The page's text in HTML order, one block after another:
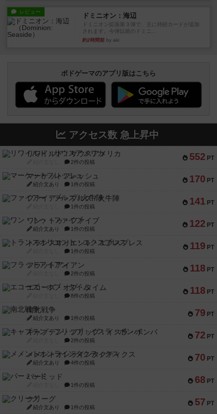
レビュー ドミニオン：海辺
ドミニオン拡張第３弾で、主に持続カードが追加
されます。今弾以前のドミニ...
約2時間前 by aki
ボドゲーマのアプリ版はこちら
アクセス数 急上昇中
552 PT
リワイルド：サウスアメリカ
2件の投稿
170 PT
マーケットフレッシュ
紹介文あり 1件の投稿
141 PT
ファイアー・ブルズ / 火牛陣
1件の投稿
122 PT
ワン・トゥ・ファイブ
紹介文あり 1件の投稿
119 PT
トランスオリエント・エクスプレス
1件の投稿
118 PT
フラットアイアン
2件の投稿
118 PT
エコーズ・オブ・タイム
8件の投稿
79 PT
南北戦争
紹介文あり 1件の投稿
72 PT
キャプテン・フリップ：イスラ・ボンバ
2件の投稿
70 PT
メメントオンラインタクティクス
紹介文あり 4件の投稿
68 PT
パーミッド
1件の投稿
57 PT
クリーグ
紹介文あり 1件の投稿